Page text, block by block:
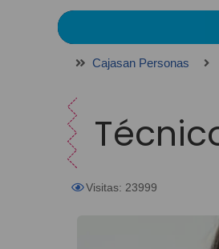
Cajasan Personas
Visitas: 23999